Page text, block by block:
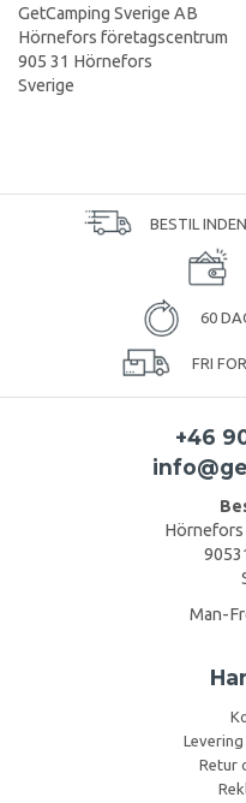
GetCamping Sverige AB
Hörnefors företagscentrum
905 31 Hörnefors
Sverige
BESTIL INDEN
60
FRI
+46
Man-
Retur